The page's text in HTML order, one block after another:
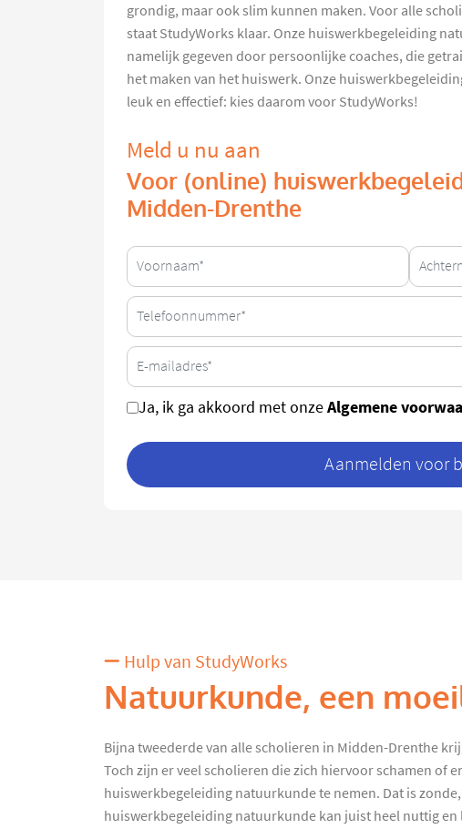
grondig, maar ook slim kunnen maken. Voor alle
staat StudyWorks klaar. Onze huiswerkbegeleiding
namelijk gegeven door persoonlijke coaches, die
het maken van het huiswerk. Onze
leuk en effectief: kies daarom voor StudyWorks!
Meld u nu aan
Voor (online)
Midden-Drenthe
Ja, ik ga akkoord met onzeAlgemene
Aanmelden voor
Hulp van StudyWorks
Natuurkunde, een
Bijna tweederde van alle scholieren in Midden-Drenthe
Toch zijn er veel scholieren die zich hiervoor schamen of
huiswerkbegeleiding natuurkunde te nemen. Dat is
huiswerkbegeleiding natuurkunde kan juist heel nuttig en